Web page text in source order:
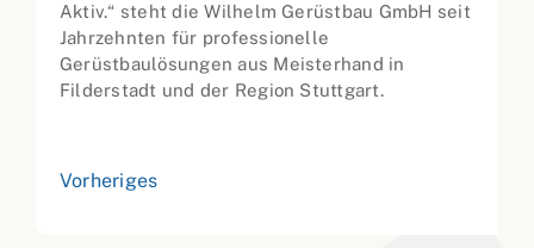
Aktiv.“ steht die Wilhelm Gerüstbau GmbH seit
Jahrzehnten für professionelle
Gerüstbaulösungen aus Meisterhand in
Filderstadt und der Region Stuttgart.
Vorheriges